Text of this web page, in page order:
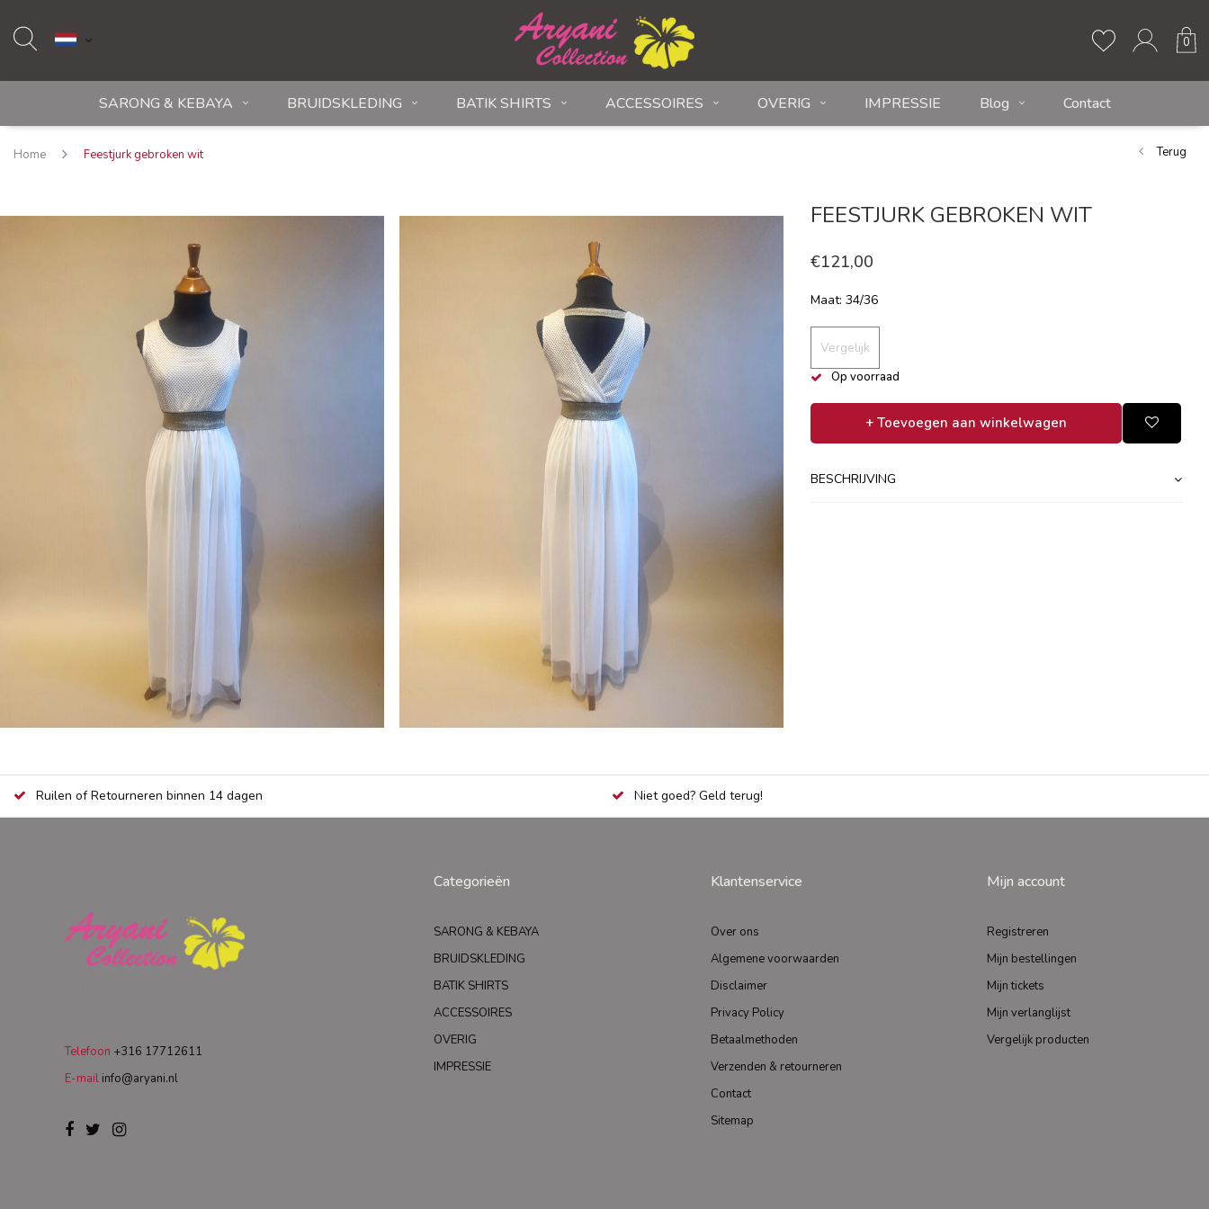
0
SARONG & KEBAYA BRUIDSKLEDING BATIK SHIRTS ACCESSOIRES OVERIG IMPRESSIE Blog Contact
Home Feestjurk gebroken wit Terug
FEESTJURK GEBROKEN WIT
€121,00
Maat: 34/36
Vergelijk
Op voorraad
+ Toevoegen aan winkelwagen
BESCHRIJVING
Ruilen of Retourneren binnen 14 dagen Niet goed? Geld terug!
Telefoon +316 17712611
E-mail info@aryani.nl
Categorieën
SARONG & KEBAYA
BRUIDSKLEDING
BATIK SHIRTS
ACCESSOIRES
OVERIG
IMPRESSIE
Klantenservice
Over ons
Algemene voorwaarden
Disclaimer
Privacy Policy
Betaalmethoden
Verzenden & retourneren
Contact
Sitemap
Mijn account
Registreren
Mijn bestellingen
Mijn tickets
Mijn verlanglijst
Vergelijk producten